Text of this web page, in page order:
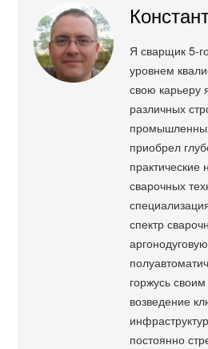
Я сварщик 5-
уровнем
свою карьеру
различных
приобрел
практические
сварочных
спектр
горжусь
возведение
постоянно